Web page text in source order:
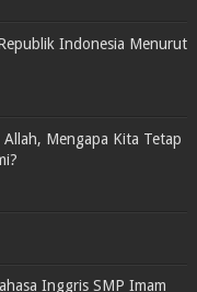
Indonesia Menurut
Mengapa Kita Tetap
Inggris SMP Imam